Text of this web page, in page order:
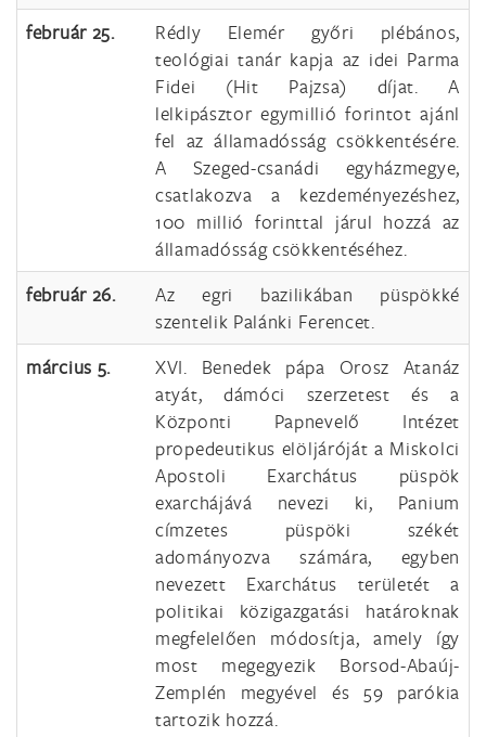
február 25.
Rédly Elemér győri plébános,
teológiai tanár kapja az idei Parma
Fidei (Hit Pajzsa) díjat. A
lelkipásztor egymillió forintot ajánl
fel az államadósság csökkentésére.
A Szeged-csanádi egyházmegye,
csatlakozva a kezdeményezéshez,
100 millió forinttal járul hozzá az
államadósság csökkentéséhez.
február 26.
Az egri bazilikában püspökké
szentelik Palánki Ferencet.
március 5.
XVI. Benedek pápa Orosz Atanáz
atyát, dámóci szerzetest és a
Központi Papnevelő Intézet
propedeutikus elöljáróját a Miskolci
Apostoli Exarchátus püspök
exarchájává nevezi ki, Panium
címzetes püspöki székét
adományozva számára, egyben
nevezett Exarchátus területét a
politikai közigazgatási határoknak
megfelelően módosítja, amely így
most megegyezik Borsod-Abaúj-
Zemplén megyével és 59 parókia
tartozik hozzá.